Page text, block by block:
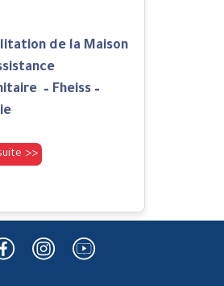
de la Maison
– Fheiss –
>>